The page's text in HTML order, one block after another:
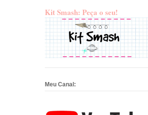
Kit Smash: Peça o seu!
Meu Canal: